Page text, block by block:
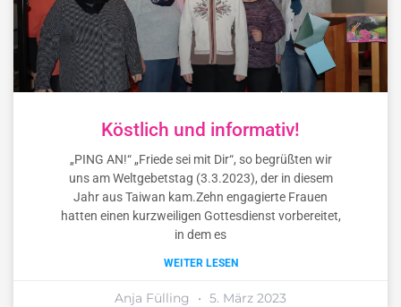
Köstlich und informativ!
„PING AN!“ „Friede sei mit Dir“, so begrüßten wir
uns am Weltgebetstag (3.3.2023), der in diesem
Jahr aus Taiwan kam.Zehn engagierte Frauen
hatten einen kurzweiligen Gottesdienst vorbereitet,
in dem es
WEITER LESEN
Anja Fülling 5. März 2023